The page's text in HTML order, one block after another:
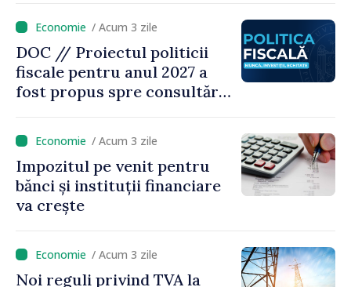
pe seama consumului de
bază al oamenilor”
/ Acum 3 zile
DOC // Proiectul politicii
fiscale pentru anul 2027 a
fost propus spre consultări
/ Acum 3 zile
Impozitul pe venit pentru
bănci și instituții financiare
va crește
/ Acum 3 zile
Noi reguli privind TVA la